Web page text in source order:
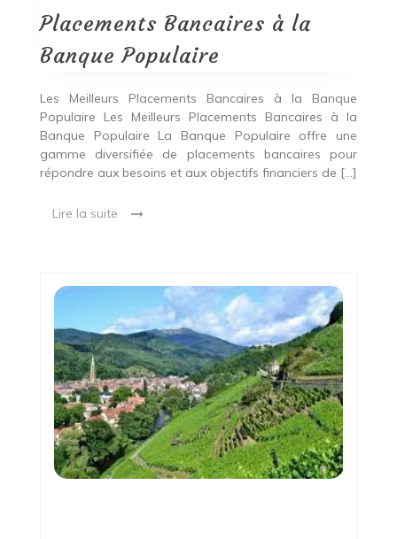
Banque
Populaire
Placements Bancaires à la
Banque Populaire
Les Meilleurs Placements Bancaires à la Banque
Populaire Les Meilleurs Placements Bancaires à la
Banque Populaire La Banque Populaire offre une
gamme diversifiée de placements bancaires pour
répondre aux besoins et aux objectifs financiers de […]
Lire la suite